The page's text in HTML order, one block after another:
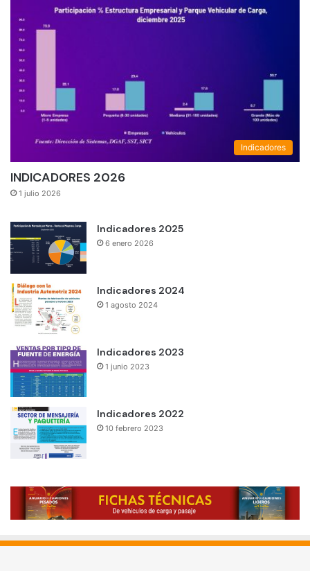
Indicadores
INDICADORES 2026
1 julio 2026
Indicadores 2025
6 enero 2026
Indicadores 2024
1 agosto 2024
Indicadores 2023
1 junio 2023
Indicadores 2022
10 febrero 2023